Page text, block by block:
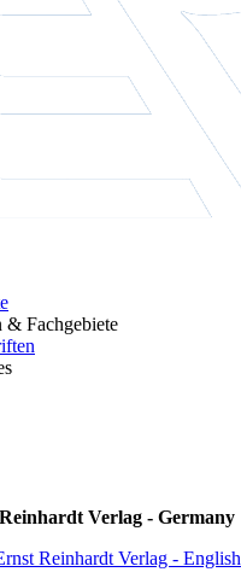
& Fachgebiete
Verlag - Germany
Reinhardt Verlag - English